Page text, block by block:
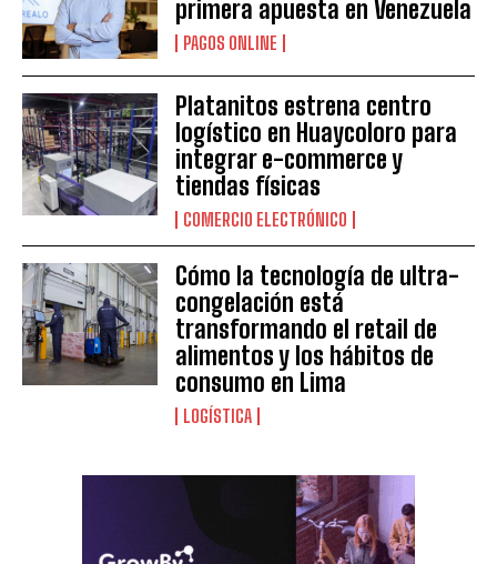
primera apuesta en Venezuela
PAGOS ONLINE
Platanitos estrena centro
logístico en Huaycoloro para
integrar e-commerce y
tiendas físicas
COMERCIO ELECTRÓNICO
Cómo la tecnología de ultra-
congelación está
transformando el retail de
alimentos y los hábitos de
consumo en Lima
LOGÍSTICA